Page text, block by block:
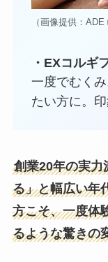
（画像提供：ADE
・EXコルギ
一度でむく
たい方に。
創業20年の実力
る」と幅広い年
方こそ、一度体
るような驚きの